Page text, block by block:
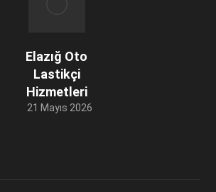
Elazığ Oto
Lastikçi
Hizmetleri
21 Mayıs 2026